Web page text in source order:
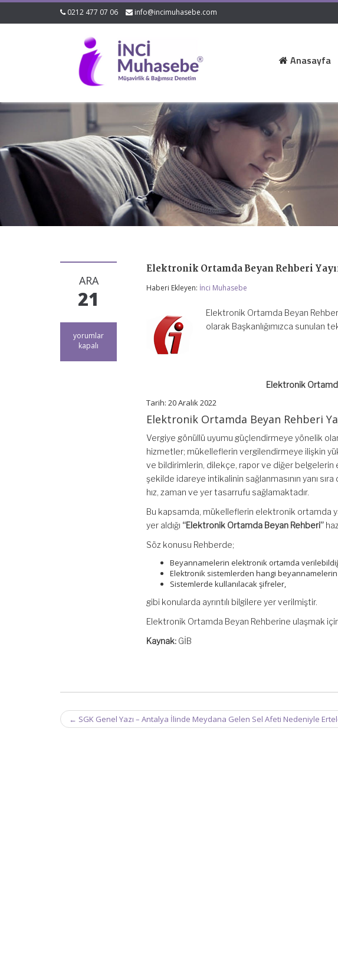
0212 477 07 06 info@incimuhasebe.com
Anasayfa
ARA
21
Elektronik
Ortamda
yorumlar
kapalı
Elektronik Ortamda Beyan Rehberi
Haberi Ekleyen: İnci Muhasebe
Elektronik Ortamda Beyan
olarak Başkanlığımızca sunulan
Elektronik
Tarih: 20 Aralık 2022
Elektronik Ortamda Beyan Rehberi
Vergiye gönüllü uyumu güçlendirmeye yönelik
hizmetler; mükelleflerin vergilendirmeye ilişkin
ve bildirimlerin, dilekçe, rapor ve diğer belgelerin
şekilde idareye intikalinin sağlanmasının yanı
hız, zaman ve yer tasarrufu sağlamaktadır.
Bu kapsamda, mükelleflerin elektronik ortamda
yer aldığı “Elektronik Ortamda Beyan Rehberi”
Söz konusu Rehberde;
Beyannamelerin elektronik ortamda
Elektronik sistemlerden hangi
Sistemlerde kullanılacak şifreler,
gibi konularda ayrıntılı bilgilere yer verilmiştir.
Elektronik Ortamda Beyan Rehberine ulaşmak
Kaynak: GİB
Post
navigation
← SGK Genel Yazı – Antalya İlinde Meydana Gelen Sel Afeti Nedeniyle